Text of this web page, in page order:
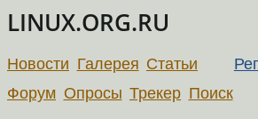
LINUX.ORG.RU
Новости Галерея Статьи
Форум Опросы Трекер Поиск